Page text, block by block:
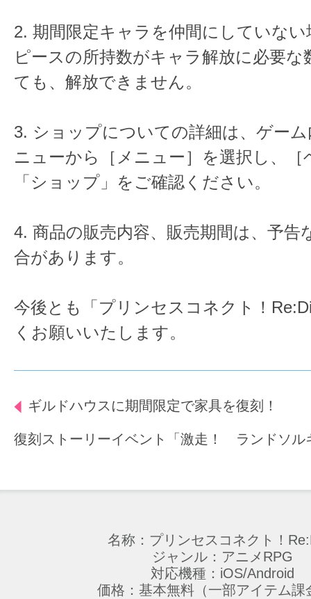
2. 期間限定キャラを仲間にしていな
ピースの所持数がキャラ解放に必要な
ても、解放できません。
3. ショップについての詳細は、ゲー
ニューから［メニュー］を選択し、［
「ショップ」をご確認ください。
4. 商品の販売内容、販売期間は、予告
合があります。
今後とも「プリンセスコネクト！
くお願いいたします。
ギルドハウスに期間限定で家具を復刻！
復刻ストーリーイベント「激走！ ランドソル
名称：プリンセスコネクト！
ジャンル：アニメRPG
対応機種：iOS/Android
価格：基本無料（一部アイテム課